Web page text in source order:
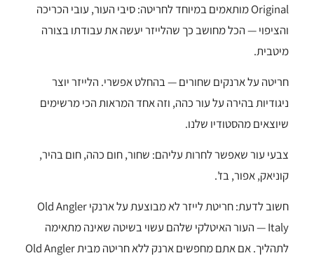
Original מותאמים במיוחד לחריטה: סיבי העור, עובי הכריכה
והציפוי — הכל מחושב כך שהלייזר יעשה את עבודתו בצורה
מיטבית.
חריטה על ארנקים שחורים — בהחלט אפשרי. הלייזר יוצר
ניגודיות בהירה על עור כהה, וזה אחד המראות הכי מרשימים
שיוצאים מהסטודיו שלנו.
צבעי עור שאפשר לחרות עליהם: שחור, חום כהה, חום בהיר,
קוניאק, אפור, בז'.
חשוב לדעת: חריטת לייזר לא מבוצעת על ארנקי Old Angler
Italy — העור האיטלקי שלהם עשוי בשיטה שאינה מתאימה
לתהליך. אם אתם מחפשים ארנק ללא חריטה מבית Old Angler